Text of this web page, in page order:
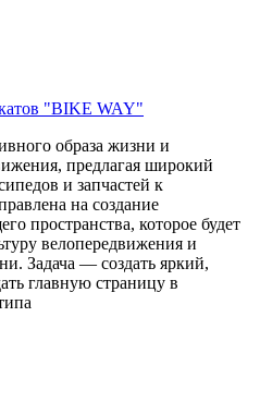
"BIKE WAY"
образа жизни и
предлагая широкий
и запчастей к
на создание
пространства, которое будет
велопередвижения и
Задача — создать яркий,
главную страницу в